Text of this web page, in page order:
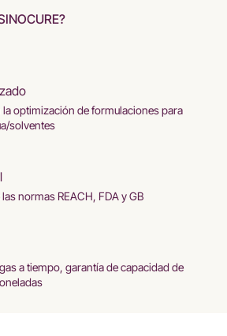
optimización de formulaciones para
solventes
normas REACH, FDA y GB
a tiempo, garantía de capacidad de